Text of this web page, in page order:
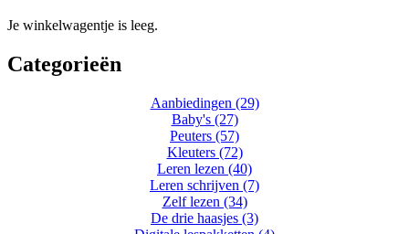
Je winkelwagentje is leeg.
Categorieën
Aanbiedingen (29)
Baby's (27)
Peuters (57)
Kleuters (72)
Leren lezen (40)
Leren schrijven (7)
Zelf lezen (34)
De drie haasjes (3)